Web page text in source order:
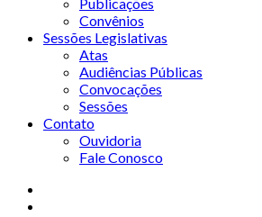
Convênios
Sessões Legislativas
Atas
Audiências Públicas
Convocações
Sessões
Contato
Ouvidoria
Fale Conosco